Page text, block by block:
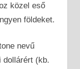
közel eső
földeket.
nevű
dollárért (kb.